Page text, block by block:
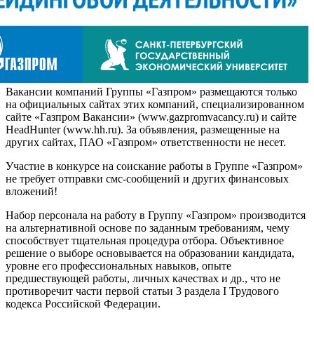
Вакансии компаний Группы «Газпром» размещаются только
на официальных сайтах этих компаний, специализированном
сайте «Газпром Вакансии» (www.gazpromvacancy.ru) и сайте
HeadHunter (www.hh.ru). За объявления, размещенные на
других сайтах, ПАО «Газпром» ответственности не несет.
Участие в конкурсе на соискание работы в Группе «Газпром»
не требует отправки смс-сообщений и других финансовых
вложений!
Набор персонала на работу в Группу «Газпром» производится
на альтернативной основе по заданным требованиям, чему
способствует тщательная процедура отбора. Объективное
решение о выборе основывается на образовании кандидата,
уровне его профессиональных навыков, опыте
предшествующей работы, личных качествах и др., что не
противоречит части первой статьи 3 раздела I Трудового
кодекса Российской Федерации.